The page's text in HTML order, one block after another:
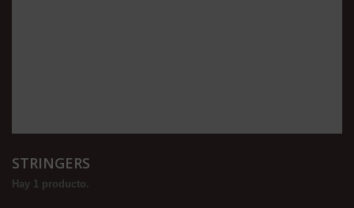
STRINGERS
Hay 1 producto.